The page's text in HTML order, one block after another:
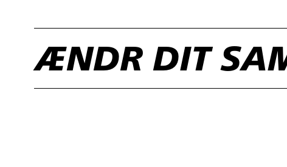
ÆNDR DIT